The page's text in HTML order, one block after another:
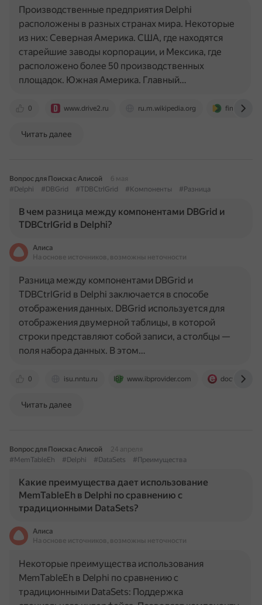
0 www.drive2.ru ru.m.wikipedia.org fin-plan.org
Производственные предприятия Delphi
расположены в разных странах мира. Некоторые
из них: Северная Америка. США, где находятся
старейшие заводы корпорации, и Мексика, где
расположено более 50 производственных
площадок. Южная Америка. Главный…
Читать далее
Вопрос для Поиска с Алисой
6 мая
#Delphi
#DBGrid #TDBCtrlGrid #Компоненты #Разница
В чем разница между компонентами DBGrid и
TDBCtrlGrid в Delphi?
Алиса
На основе источников, возможны неточности
0 isu.nntu.ru www.ibprovider.com
Разница между компонентами DBGrid и
TDBCtrlGrid в Delphi заключается в способе
отображения данных. DBGrid используется для
отображения двумерной таблицы, в которой
строки представляют собой записи, а столбцы —
поля набора данных. В этом…
Читать далее
Вопрос для Поиска с Алисой
24 апреля
#MemTableEh
#Delphi #DataSets #Преимущества
Какие преимущества дает использование
MemTableEh в Delphi по сравнению с
традиционными DataSets?
Алиса
На основе источников, возможны неточности
Некоторые преимущества использования
MemTableEh в Delphi по сравнению с
традиционными DataSets: Поддержка